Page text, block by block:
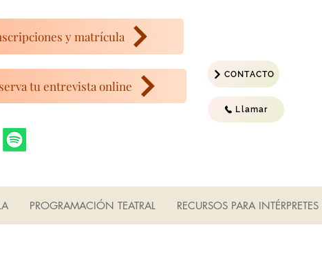
tu entrevista online
Llamar
CONTACTO
y matrícula
PROGRAMACIÓN TEATRAL RECURSOS PARA INTÉRPRETES